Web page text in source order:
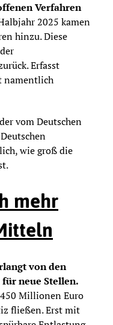
Verfahren
2025 kamen
hinzu. Diese
Erfasst
namentlich
vom Deutschen
wie groß die
mehr
von den
neue Stellen.
Millionen Euro
fließen. Erst mit